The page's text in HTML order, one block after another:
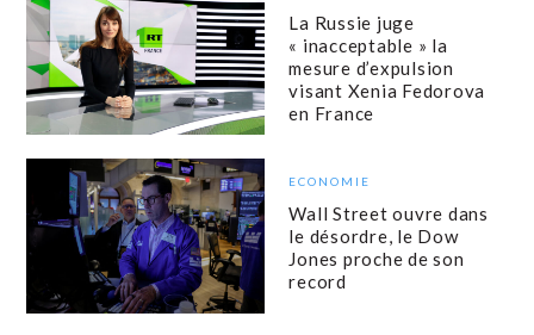
La Russie juge
« inacceptable » la
mesure d’expulsion
visant Xenia Fedorova
en France
ECONOMIE
Wall Street ouvre dans
le désordre, le Dow
Jones proche de son
record